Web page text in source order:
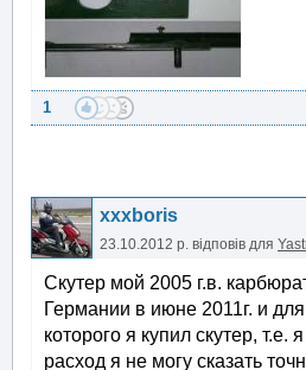
1
xxxboris
23.10.2012 р. відповів для
Скутер мой 2005 г.в.
Германии в июне 2011г. и
которого я купил скутер,
расход я не могу сказать